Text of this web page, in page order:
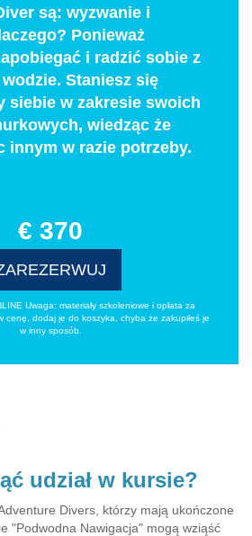
są: wyzwanie i
Ponieważ
i radzić sobie z
Staniesz się
siebie w zakresie swoich
wiedząc że
innym w razie potrzeby.
€ 370
Uwaga: materiały szkoleniowe i opłata za
cenę, dodaj je do koszyka, chyba że zakupiłeś je
w inny sposób.
udział w kursie?
Divers, którzy mają ukończone
"Podwodna Nawigacja" mogą wziąść